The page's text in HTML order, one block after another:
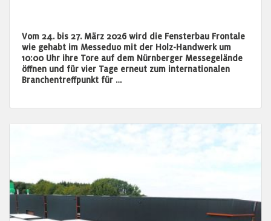
Vom 24. bis 27. März 2026 wird die Fensterbau Frontale
wie gehabt im Messeduo mit der Holz-Handwerk um
10:00 Uhr ihre Tore auf dem Nürnberger Messegelände
öffnen und für vier Tage erneut zum internationalen
Branchentreffpunkt für …